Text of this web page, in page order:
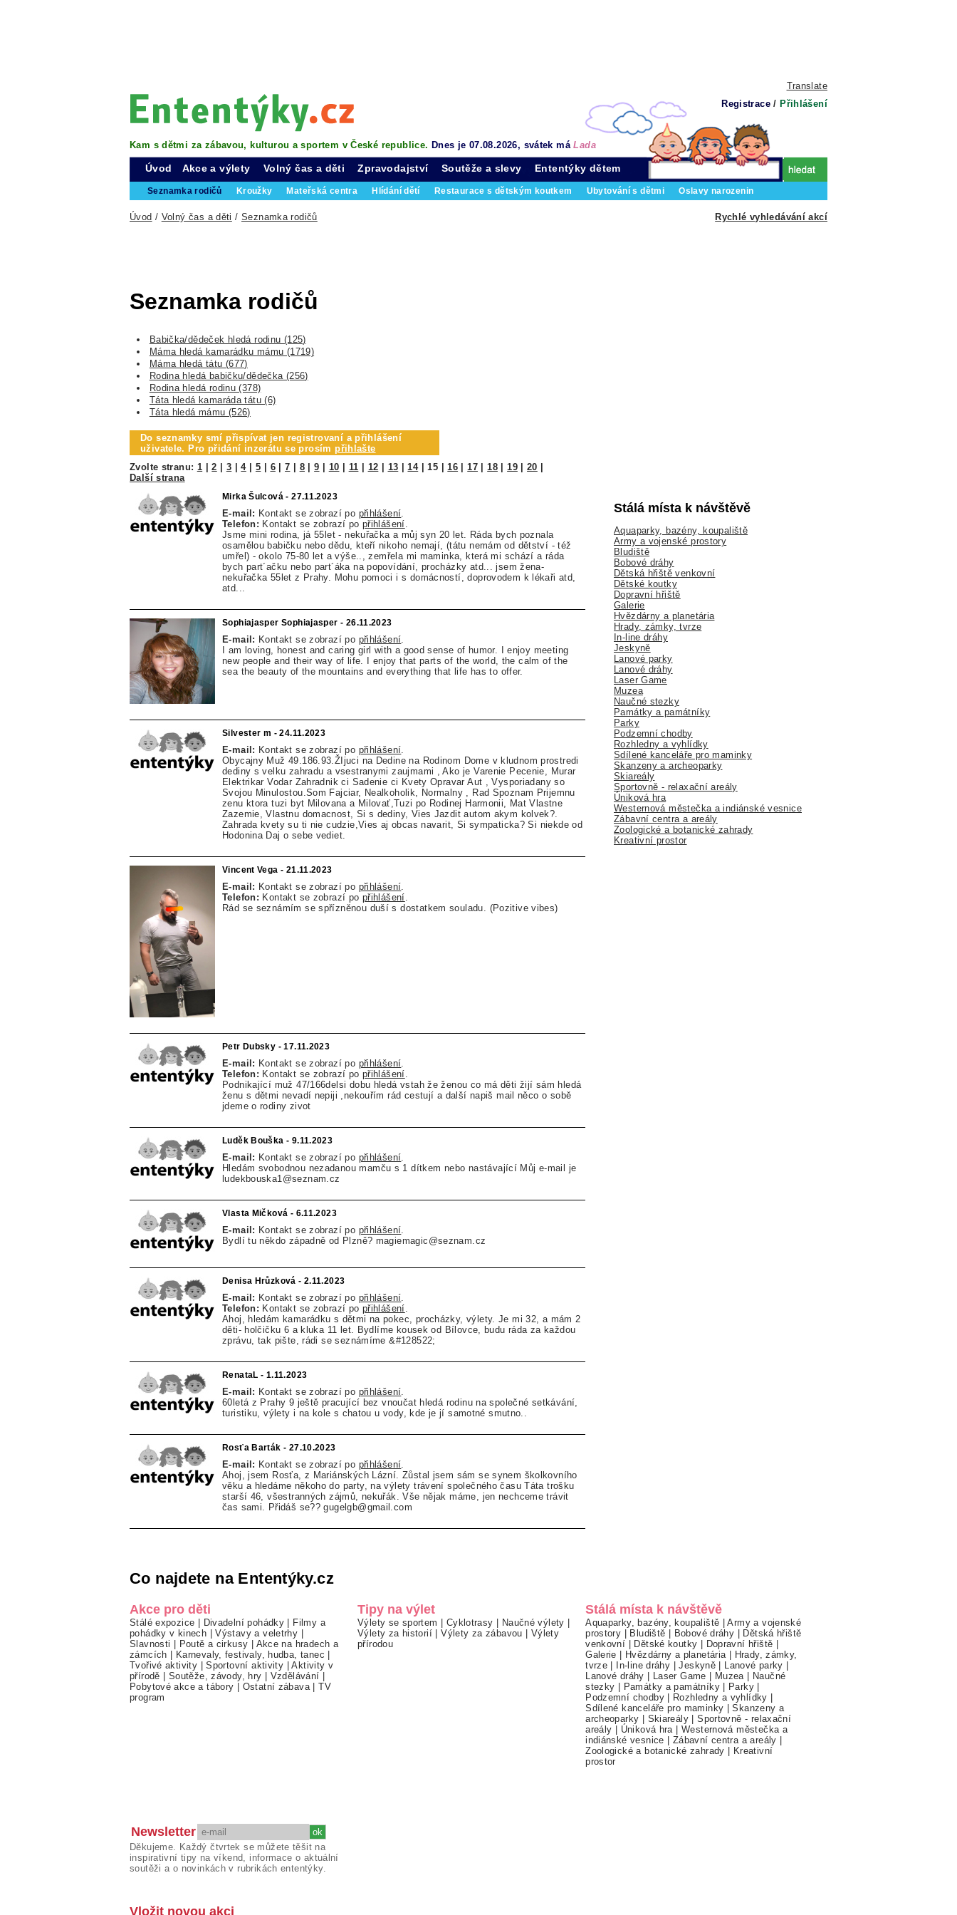
Translate
Registrace / Přihlášení
Kam s dětmi za zábavou, kulturou a sportem v České republice. Dnes je 07.08.2026, svátek máLada
Úvod Akce a výlety Volný čas a děti
Seznamka rodičů Kroužky Mateřská centra Hlídání dětí Restaurace s dětským koutkem Ubytování s dětmi Oslavy narozenin
Zpravodajství Soutěže a slevy Ententýky dětem
Rychlé vyhledávání akcí
Úvod / Volný čas a děti /Seznamka rodičů
Seznamka rodičů
Babička/dědeček hledá rodinu (125)
Máma hledá kamarádku mámu (1719)
Máma hledá tátu (677)
Rodina hledá babičku/dědečka (256)
Rodina hledá rodinu (378)
Táta hledá kamaráda tátu (6)
Táta hledá mámu (526)
Do seznamky smí přispívat jen registrovaní a přihlášení
uživatele. Pro přidání inzerátu se prosímpřihlašte
Zvolte stranu: 1 |2 3 |4| 5 6|7 8|9 10 11 12 13 |14|15 |16 |17 |18|19|20
Další strana
Mirka Šulcová - 27.11.2023
E-mail: Kontakt se zobrazí po přihlášení
Telefon: Kontakt se zobrazí po přihlášení
Jsme mini rodina, já 55let - nekuřačka a můj syn 20 let. Ráda bych poznala
osamělou babičku nebo dědu, kteří nikoho nemají, (tátu nemám od dětství - též
umřel) - okolo 75-80 let a výše.., zemřela mi maminka, která mi schází a ráda
bych part´ačku nebo part´áka na popovídání, procházky atd... jsem žena-
nekuřačka 55let z Prahy. Mohu pomoci i s domácností, doprovodem k lékaři atd,
atd...
Sophiajasper Sophiajasper - 26.11.2023
E-mail: Kontakt se zobrazí po přihlášení
I am loving, honest and caring girl with a good sense of humor. I enjoy meeting
new people and their way of life. I enjoy that parts of the world, the calm of the
sea the beauty of the mountains and everything that life has to offer.
Silvester m - 24.11.2023
E-mail: Kontakt se zobrazí po přihlášení
Obycajny Muž 49.186.93.ŽIjuci na Dedine na Rodinom Dome v kludnom prostredi
dediny s velku zahradu a vsestranymi zaujmami , Ako je Varenie Pecenie, Murar
Elektrikar Vodar Zahradnik ci Sadenie ci Kvety Opravar Aut , Vysporiadany so
Svojou Minulostou.Som Fajciar, Nealkoholik, Normalny , Rad Spoznam Prijemnu
zenu ktora tuzi byt Milovana a Milovať,Tuzi po Rodinej Harmonii, Mat Vlastne
Zazemie, Vlastnu domacnost, Si s dediny, Vies Jazdit autom akym kolvek?.
Zahrada kvety su ti nie cudzie,Vies aj obcas navarit, Si sympaticka? Si niekde od
Hodonina Daj o sebe vediet.
Vincent Vega - 21.11.2023
E-mail: Kontakt se zobrazí po přihlášení
Telefon: Kontakt se zobrazí po přihlášení
Rád se seznámím se spřízněnou duší s dostatkem souladu. (Pozitive vibes)
Petr Dubsky - 17.11.2023
E-mail: Kontakt se zobrazí po přihlášení.
Telefon: Kontakt se zobrazí po přihlášení.
Podnikající muž 47/166delsi dobu hledá vstah že ženou co má děti žijí sám hledá
ženu s dětmi nevadí nepiji ,nekouřím rád cestují a další napiš mail něco o sobě
jdeme o rodiny zivot
Luděk Bouška - 9.11.2023
E-mail: Kontakt se zobrazí po přihlášení.
Hledám svobodnou nezadanou mamču s 1 dítkem nebo nastávající Můj e-mail je
ludekbouska1@seznam.cz
Vlasta Mičková - 6.11.2023
E-mail: Kontakt se zobrazí po přihlášení.
Bydlí tu někdo západně od Plzně? magiemagic@seznam.cz
Denisa Hrůzková - 2.11.2023
E-mail: Kontakt se zobrazí po přihlášení.
Telefon: Kontakt se zobrazí po přihlášení.
Ahoj, hledám kamarádku s dětmi na pokec, procházky, výlety. Je mi 32, a mám 2
děti- holčičku 6 a kluka 11 let. Bydlíme kousek od Bílovce, budu ráda za každou
zprávu, tak pište, rádi se seznámíme &#128522;
RenataL - 1.11.2023
E-mail: Kontakt se zobrazí po přihlášení.
60letá z Prahy 9 ještě pracující bez vnoučat hledá rodinu na společné setkávání,
turistiku, výlety i na kole s chatou u vody, kde je jí samotné smutno..
Rosťa Barták - 27.10.2023
E-mail: Kontakt se zobrazí po přihlášení.
Ahoj, jsem Rosťa, z Mariánských Lázní. Zůstal jsem sám se synem školkovního
věku a hledáme někoho do party, na výlety trávení společného času Táta trošku
starší 46, všestranných zájmů, nekuřák. Vše nějak máme, jen nechceme trávit
čas sami. Přidáš se?? gugelgb@gmail.com
Stálá místa k návštěvě
Aquaparky, bazény, koupaliště
Army a vojenské prostory
Bludiště
Bobové dráhy
Dětská hřiště venkovní
Dětské koutky
Dopravní hřiště
Galerie
Hvězdárny a planetária
Hrady, zámky, tvrze
In-line dráhy
Jeskyně
Lanové parky
Lanové dráhy
Laser Game
Muzea
Naučné stezky
Památky a památníky
Parky
Podzemní chodby
Rozhledny a vyhlídky
Sdílené kanceláře pro maminky
Skanzeny a archeoparky
Skiareály
Sportovně - relaxační areály
Úniková hra
Westernová městečka a indiánské vesnice
Zábavní centra a areály
Zoologické a botanické zahrady
Kreativní prostor
Co najdete na Ententýky.cz
Akce pro děti
Stálé expozice Divadelní pohádky
Filmy a
pohádky v kinech |Výstavy a veletrhy
Slavnosti
Poutě a cirkusy
Akce na hradech a
zámcích
Karnevaly, festivaly, hudba, tanec
Tvořivé aktivity |Sportovní aktivity |Aktivity v
přírodě
Soutěže, závody, hry Vzdělávání
Pobytové akce a tábory
Ostatní zábava|TV
program
Tipy na výlet
Výlety se sportem Cyklotrasy Naučné výlety
Výlety za historií |Výlety za zábavou
Výlety
přírodou
Stálá místa k návštěvě
Aquaparky, bazény, koupaliště |Army a vojenské
prostory
Bludiště Bobové dráhy
Dětská hřiště
venkovní
Dětské koutky Dopravní hřiště
Galerie
Hvězdárny a planetária|
Hrady, zámky,
tvrze
In-line dráhy |Jeskyně Lanové parky
Lanové dráhy
Laser Game Muzea|
Naučné
stezky
Památky a památníky| Parky
Podzemní chodby| Rozhledny a vyhlídky
Sdílené kanceláře pro maminky |Skanzeny a
archeoparky
Skiareály |Sportovně - relaxační
areály
Úniková hra|Westernová městečka a
indiánské vesnice
Zábavní centra a areály
Zoologické a botanické zahrady
Kreativní
prostor
Newsletter
Děkujeme. Každý čtvrtek se můžete těšit na
inspirativní tipy na víkend, informace o aktuální
soutěži a o novinkách v rubrikách ententýky.
Vložit novou akci